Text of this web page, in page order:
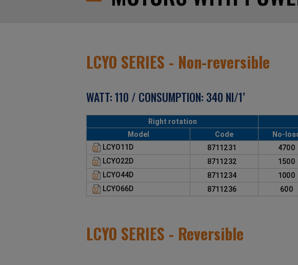
LCYO SERIES - Non-reversible
WATT: 110 / CONSUMPTION: 340 Nl/1’
Right rotation
Model
Code No-
LCYO11D
8711231 4700
LCYO22D
8711232 1500
LCYO44D
8711234 1000
LCYO66D
8711236 600
LCYO SERIES - Reversible